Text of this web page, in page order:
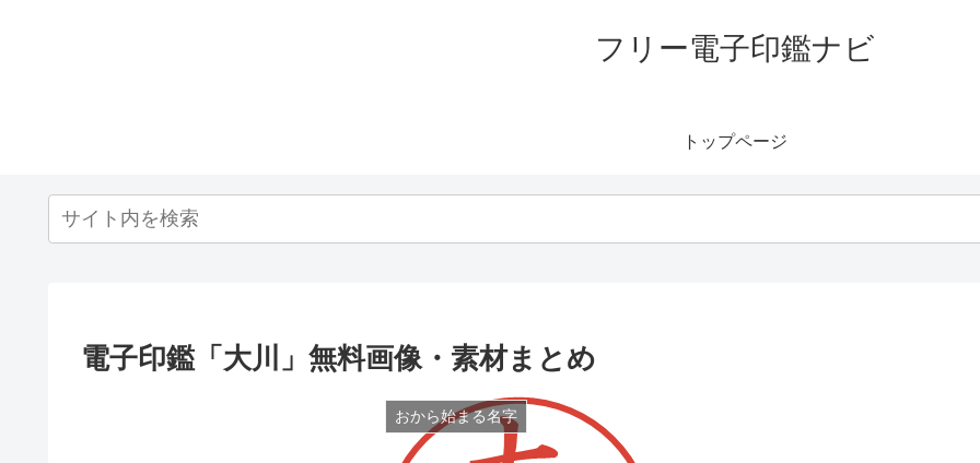
フリー電子印鑑ナビ
トップページ
電子印鑑「大川」無料画像・素材まとめ
おから始まる名字